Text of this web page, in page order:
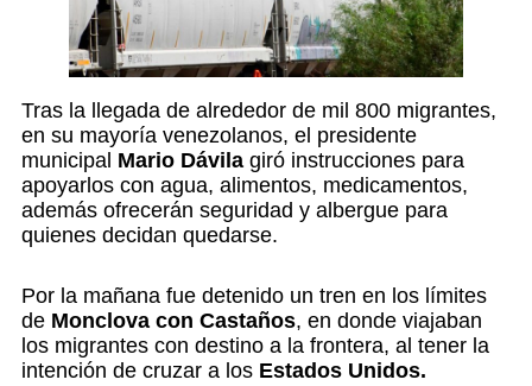
Tras la llegada de alrededor de mil 800 migrantes,
en su mayoría venezolanos, el presidente
municipal Mario Dávila giró instrucciones para
apoyarlos con agua, alimentos, medicamentos,
además ofrecerán seguridad y albergue para
quienes decidan quedarse.
Por la mañana fue detenido un tren en los límites
de Monclova con Castaños, en donde viajaban
los migrantes con destino a la frontera, al tener la
intención de cruzar a los Estados Unidos.